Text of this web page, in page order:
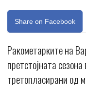
Share on Facebook
Ракометарките на
претстојната
третопласирани од